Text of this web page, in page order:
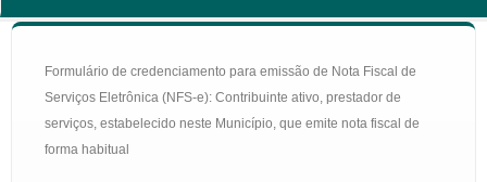
Formulário de credenciamento para emissão de Nota Fiscal de
Serviços Eletrônica (NFS-e): Contribuinte ativo, prestador de
serviços, estabelecido neste Município, que emite nota fiscal de
forma habitual